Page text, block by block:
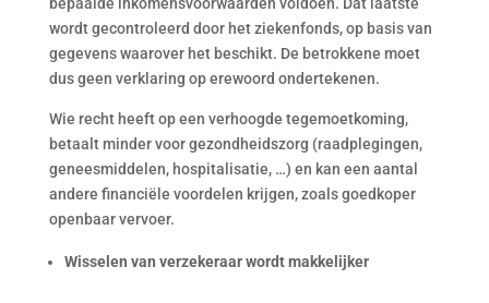
wordt gecontroleerd door het ziekenfonds, op basis van
gegevens waarover het beschikt. De betrokkene moet
dus geen verklaring op erewoord ondertekenen.
Wie recht heeft op een verhoogde tegemoetkoming,
betaalt minder voor gezondheidszorg (raadplegingen,
geneesmiddelen, hospitalisatie, …) en kan een aantal
andere financiële voordelen krijgen, zoals goedkoper
openbaar vervoer.
Wisselen van verzekeraar wordt makkelijker